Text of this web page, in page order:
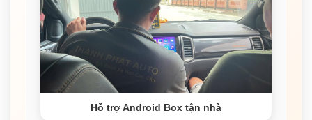
Hỗ trợ Android Box tận nhà